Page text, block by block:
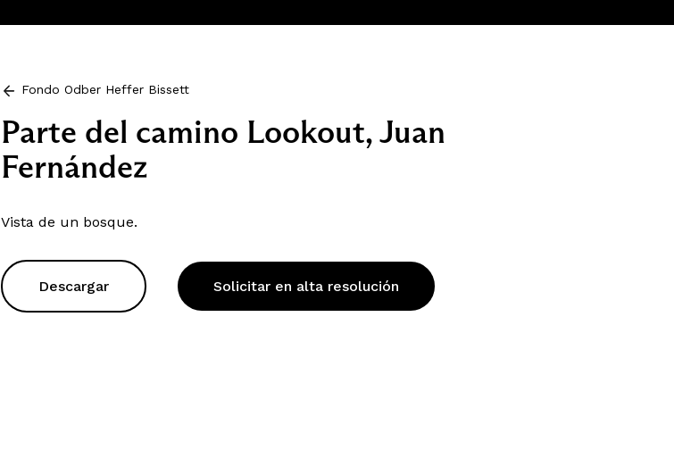
Fondo Odber Heffer Bissett
Parte del camino Lookout, Juan
Fernández
Vista de un bosque.
Descargar Solicitar en alta resolución